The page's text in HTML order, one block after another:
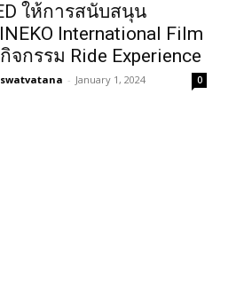
ให้การสนับสนุน
International Film
จกรรม Ride Experience
- January 1, 2024 0